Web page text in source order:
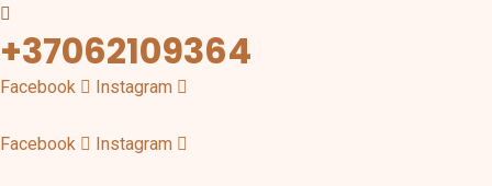
Pereiti
prie
turinio
+37062109364
Facebook
Instagram
Facebook
Instagram